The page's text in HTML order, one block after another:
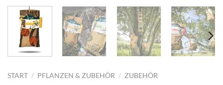
START / PFLANZEN & ZUBEHÖR / ZUBEHÖR